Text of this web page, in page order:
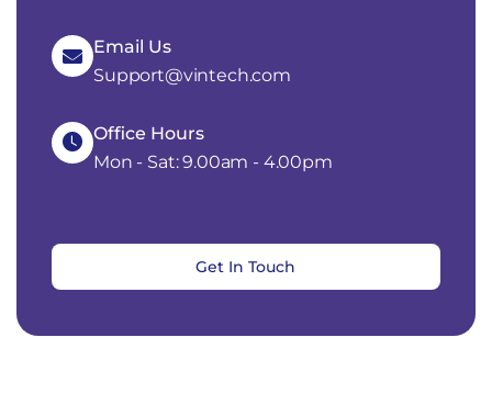
Email Us
Support@vintech.com
Office Hours
Mon - Sat: 9.00am - 4.00pm